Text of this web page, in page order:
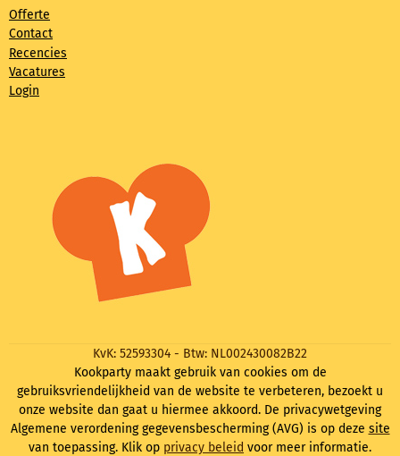
Offerte
Contact
Recencies
Vacatures
Login
KvK: 52593304 - Btw: NL002430082B22
Kookparty maakt gebruik van cookies om de
gebruiksvriendelijkheid van de website te verbeteren, bezoekt u
onze website dan gaat u hiermee akkoord. De privacywetgeving
Algemene verordening gegevensbescherming (AVG) is op deze site
van toepassing. Klik op privacy beleid voor meer informatie.